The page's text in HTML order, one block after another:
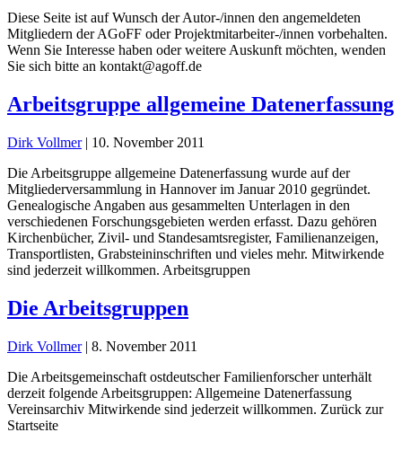
Diese Seite ist auf Wunsch der Autor-/innen den angemeldeten
Mitgliedern der AGoFF oder Projektmitarbeiter-/innen vorbehalten.
Wenn Sie Interesse haben oder weitere Auskunft möchten, wenden
Sie sich bitte an kontakt@agoff.de
Arbeitsgruppe allgemeine Datenerfassung
Dirk Vollmer | 10. November 2011
Die Arbeitsgruppe allgemeine Datenerfassung wurde auf der
Mitgliederversammlung in Hannover im Januar 2010 gegründet.
Genealogische Angaben aus gesammelten Unterlagen in den
verschiedenen Forschungsgebieten werden erfasst. Dazu gehören
Kirchenbücher, Zivil- und Standesamtsregister, Familienanzeigen,
Transportlisten, Grabsteininschriften und vieles mehr. Mitwirkende
sind jederzeit willkommen. Arbeitsgruppen
Die Arbeitsgruppen
Dirk Vollmer | 8. November 2011
Die Arbeitsgemeinschaft ostdeutscher Familienforscher unterhält
derzeit folgende Arbeitsgruppen: Allgemeine Datenerfassung
Vereinsarchiv Mitwirkende sind jederzeit willkommen. Zurück zur
Startseite